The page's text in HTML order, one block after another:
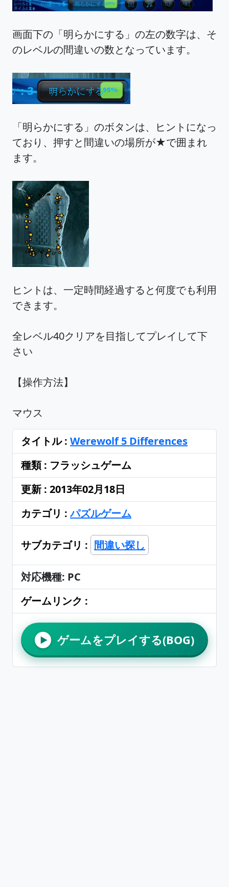
画面下の「明らかにする」の左の数字は、そ
のレベルの間違いの数となっています。
「明らかにする」のボタンは、ヒントになっ
ており、押すと間違いの場所が★で囲まれ
ます。
ヒントは、一定時間経過すると何度でも利用
できます。
全レベル40クリアを目指してプレイして下
さい
【操作方法】
マウス
タイトル : Werewolf 5 Differences
種類 : フラッシュゲーム
更新 : 2013年02月18日
カテゴリ :パズルゲーム
サブカテゴリ : 間違い探し
対応機種: PC
ゲームリンク :
▶ ゲームをプレイする(BOG)